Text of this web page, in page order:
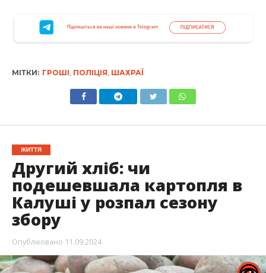
МІТКИ: ГРОШІ ПОЛІЦІЯ ШАХРАЇ
ЖИТТЯ
Другий хліб: чи
подешевшала картопля в
Калуші у розпал сезону
збору
Опубліковано 11.09.2024